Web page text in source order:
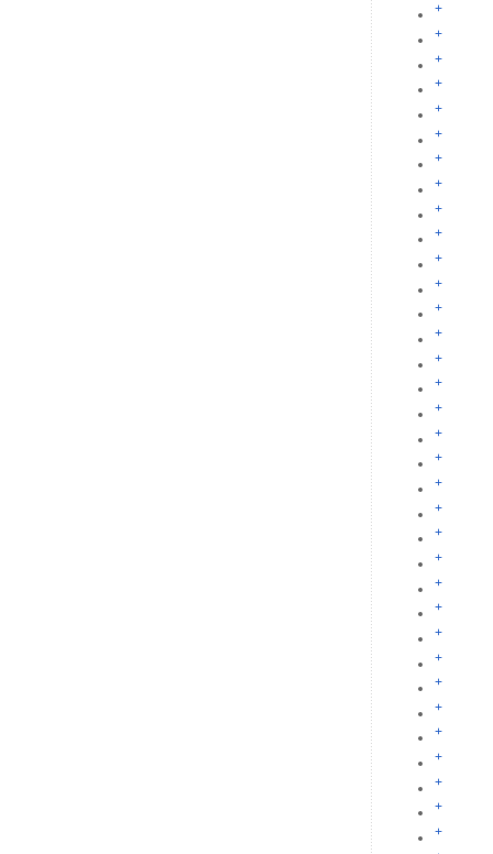
+
+
+
+
+
+
+
+
+
+
+
+
+
+
+
+
+
+
+
+
+
+
+
+
+
+
+
+
+
+
+
+
+
+